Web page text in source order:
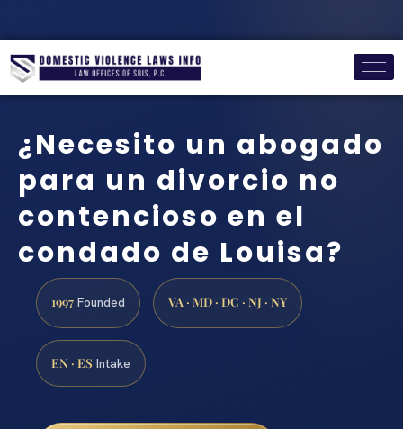
¿Necesito un abogado
para un divorcio no
contencioso en el
condado de Louisa?
1997 Founded VA · MD · DC · NJ · NY
EN · ES Intake